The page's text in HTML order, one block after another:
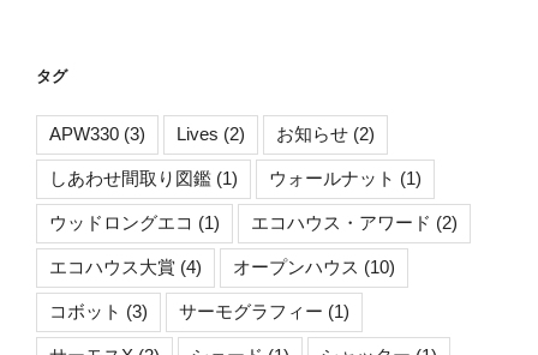
タグ
APW330 (3) Lives (2) お知らせ (2)
しあわせ間取り図鑑 (1) ウォールナット (1)
ウッドロングエコ (1) エコハウス・アワード (2)
エコハウス大賞 (4) オープンハウス (10)
コボット (3) サーモグラフィー (1)